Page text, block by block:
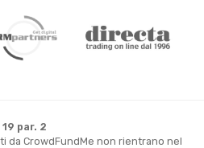
par. 2
da CrowdFundMe non rientrano nel